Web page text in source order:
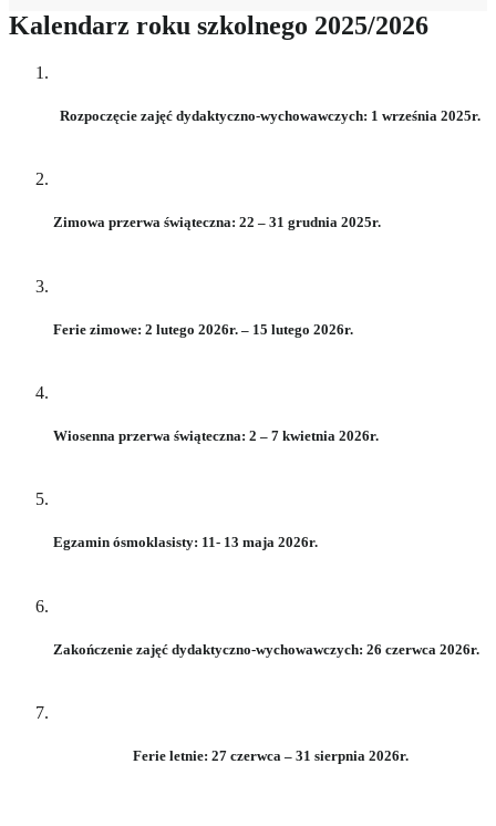
Kalendarz roku szkolnego 2025/2026
Rozpoczęcie zajęć dydaktyczno-wychowawczych: 1 września 2025r.
Zimowa przerwa świąteczna: 22 – 31 grudnia 2025r.
Ferie zimowe: 2 lutego 2026r. – 15 lutego 2026r.
Wiosenna przerwa świąteczna: 2 – 7 kwietnia 2026r.
Egzamin ósmoklasisty: 11- 13 maja 2026r.
Zakończenie zajęć dydaktyczno-wychowawczych: 26 czerwca 2026r.
Ferie letnie: 27 czerwca – 31 sierpnia2026r.